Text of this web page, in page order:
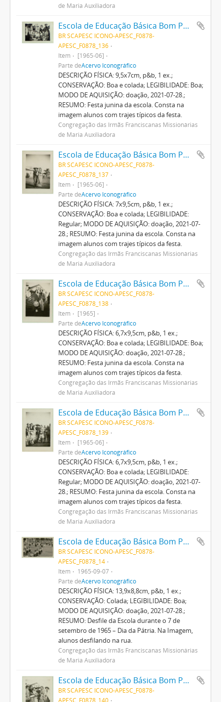
de Maria Auxiliadora
Escola de Educação Básica Bom Pastor
BR SCAPESC ICONO-APESC_F0878-
APESC_F0878_136
Item
[1965-06]
Parte deAcervo Iconográfico
DESCRIÇÃO FÍSICA: 9,5x7cm, p&b, 1 ex.;
CONSERVAÇÃO: Boa e colada; LEGIBILIDADE: Boa;
MODO DE AQUISIÇÃO: doação, 2021-07-28.;
RESUMO: Festa junina da escola. Consta na
imagem alunos com trajes típicos da festa.
Congregação das Irmãs Franciscanas Missionárias
de Maria Auxiliadora
Escola de Educação Básica Bom Pastor
BR SCAPESC ICONO-APESC_F0878-
APESC_F0878_137
Item
[1965-06]
Parte deAcervo Iconográfico
DESCRIÇÃO FÍSICA: 7x9,5cm, p&b, 1 ex.;
CONSERVAÇÃO: Boa e colada; LEGIBILIDADE:
Regular; MODO DE AQUISIÇÃO: doação, 2021-07-
28.; RESUMO: Festa junina da escola. Consta na
imagem alunos com trajes típicos da festa.
Congregação das Irmãs Franciscanas Missionárias
de Maria Auxiliadora
Escola de Educação Básica Bom Pastor
BR SCAPESC ICONO-APESC_F0878-
APESC_F0878_138
Item
[1965]
Parte deAcervo Iconográfico
DESCRIÇÃO FÍSICA: 6,7x9,5cm, p&b, 1 ex.;
CONSERVAÇÃO: Boa e colada; LEGIBILIDADE: Boa;
MODO DE AQUISIÇÃO: doação, 2021-07-28.;
RESUMO: Festa junina da escola. Consta na
imagem alunos com trajes típicos da festa.
Congregação das Irmãs Franciscanas Missionárias
de Maria Auxiliadora
Escola de Educação Básica Bom Pastor
BR SCAPESC ICONO-APESC_F0878-
APESC_F0878_139
Item
[1965-06]
Parte deAcervo Iconográfico
DESCRIÇÃO FÍSICA: 6,7x9,5cm, p&b, 1 ex.;
CONSERVAÇÃO: Boa e colada; LEGIBILIDADE:
Regular; MODO DE AQUISIÇÃO: doação, 2021-07-
28.; RESUMO: Festa junina da escola. Consta na
imagem alunos com trajes típicos da festa.
Congregação das Irmãs Franciscanas Missionárias
de Maria Auxiliadora
Escola de Educação Básica Bom Pastor
BR SCAPESC ICONO-APESC_F0878-
APESC_F0878_14
Item
1965-09-07
Parte deAcervo Iconográfico
DESCRIÇÃO FÍSICA: 13,9x8,8cm, p&b, 1 ex.;
CONSERVAÇÃO: Colada; LEGIBILIDADE: Boa;
MODO DE AQUISIÇÃO: doação, 2021-07-28.;
RESUMO: Desfile da Escola durante o 7 de
setembro de 1965 – Dia da Pátria. Na Imagem,
alunos desfilando na rua.
Congregação das Irmãs Franciscanas Missionárias
de Maria Auxiliadora
Escola de Educação Básica Bom Pastor
BR SCAPESC ICONO-APESC_F0878-
APESC_F0878_140